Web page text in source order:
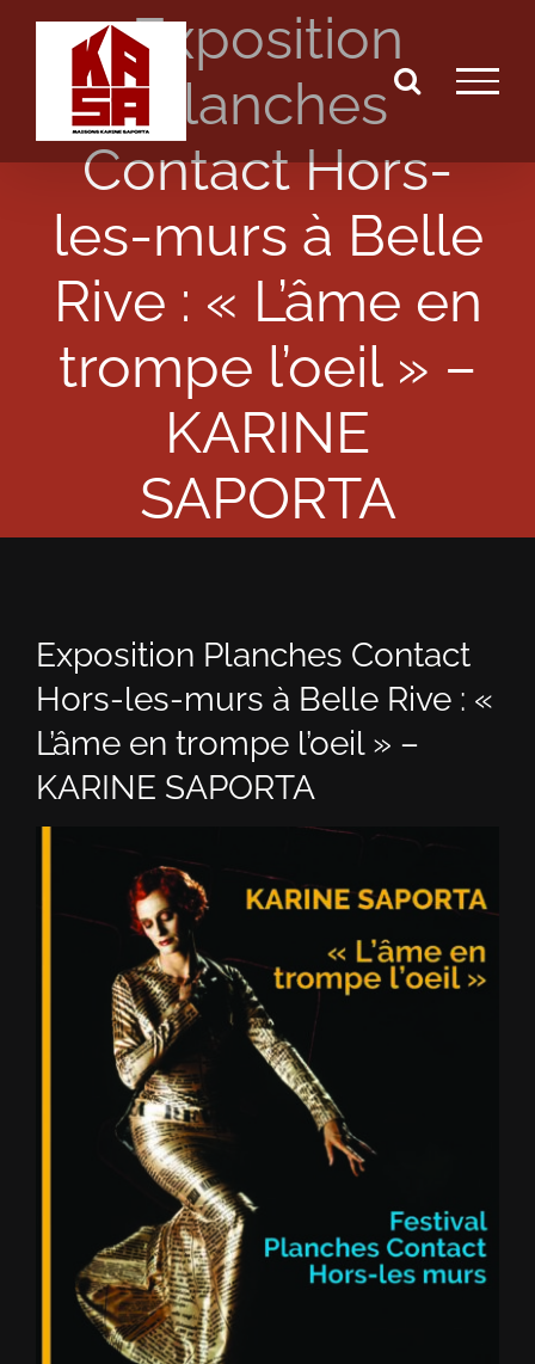
Passer
Exposition
Planches
Contact Hors-
les-murs à Belle
Rive : « L’âme en
trompe l’oeil » –
KARINE
SAPORTA
Exposition Planches Contact
Hors-les-murs à Belle Rive : «
L’âme en trompe l’oeil » –
KARINE SAPORTA